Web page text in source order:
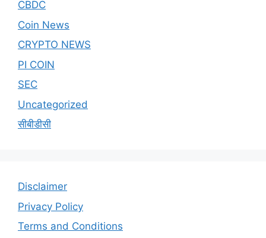
CBDC
Coin News
CRYPTO NEWS
PI COIN
SEC
Uncategorized
सीबीडीसी
Disclaimer
Privacy Policy
Terms and Conditions